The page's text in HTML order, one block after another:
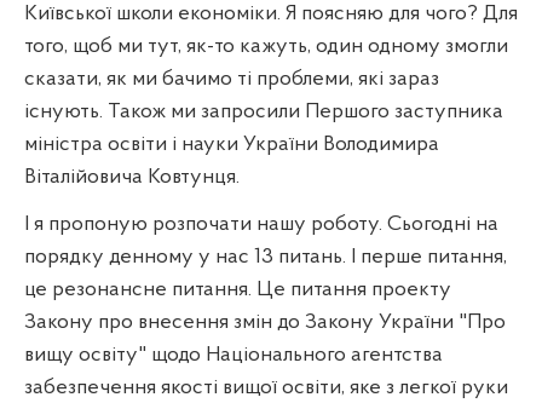
Київської школи економіки. Я поясняю для чого? Для
того, щоб ми тут, як-то кажуть, один одному змогли
сказати, як ми бачимо ті проблеми, які зараз
існують. Також ми запросили Першого заступника
міністра освіти і науки України Володимира
Віталійовича Ковтунця.
І я пропоную розпочати нашу роботу. Сьогодні на
порядку денному у нас 13 питань. І перше питання,
це резонансне питання. Це питання проекту
Закону про внесення змін до Закону України "Про
вищу освіту" щодо Національного агентства
забезпечення якості вищої освіти, яке з легкої руки